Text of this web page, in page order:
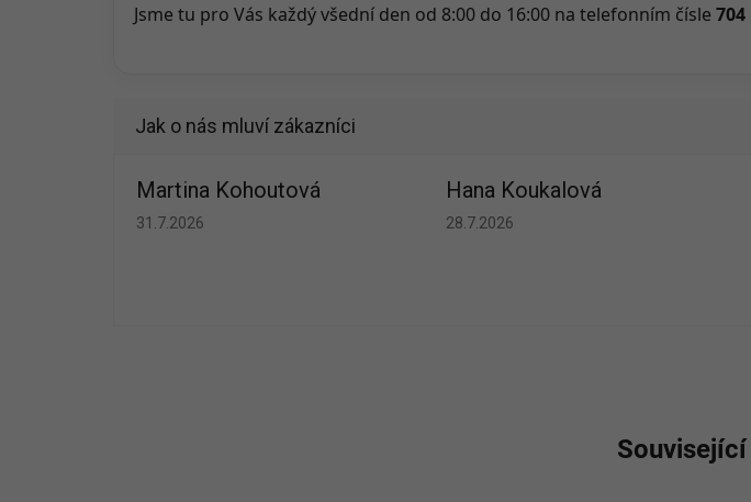
Jsme tu pro Vás každý všední den od 8:00 do 16:00 na telefonním čísle 704
Martina Kohoutová
Hodnocení obchodu je 5 z 5 hvězdiček.
31.7.2026
Hana Koukalová
Hodnocení obchodu je 5 z 5 hvězdiček.
28.7.2026